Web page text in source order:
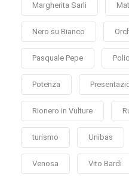
Margherita Sarli
Nero su Bianco
Pasquale Pepe
Potenza
Rionero in Vulture
turismo Unibas
Venosa Vito Bardi